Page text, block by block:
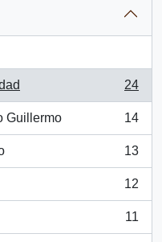
24
Guillermo 14
13
12
11